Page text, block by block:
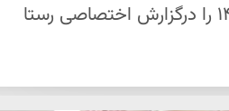
جزئیات جدید افزایش حقوق معلمان و فرهنگیان در آذر ۱۴۰۴ را درگزارش اختصاصی رستا